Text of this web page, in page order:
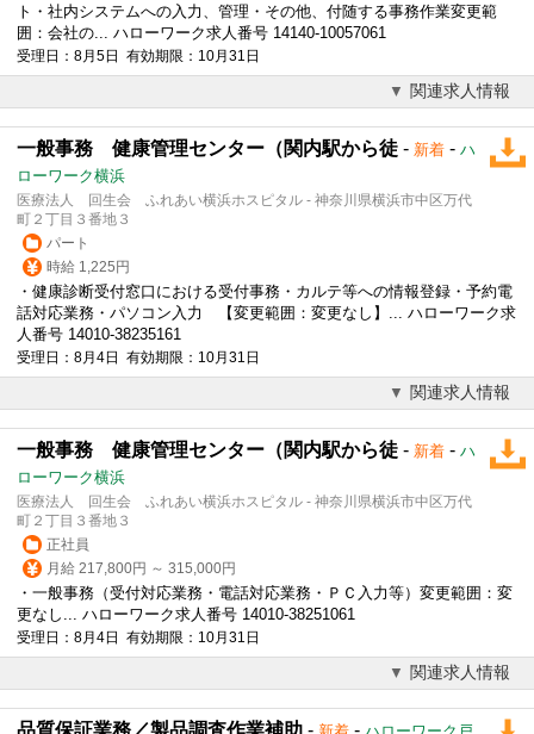
ト・社内システムへの入力、管理・その他、付随する事務作業変更範
囲：会社の... ハローワーク求人番号 14140-10057061
受理日：8月5日 有効期限：10月31日
関連求人情報
一般事務 健康管理センター（関内駅から徒 - 新着 - ハ
ローワーク横浜
医療法人 回生会 ふれあい横浜ホスピタル - 神奈川県横浜市中区万代
町２丁目３番地３
パート
時給 1,225円
・健康診断受付窓口における受付事務・カルテ等への情報登録・予約電
話対応業務・パソコン入力 【変更範囲：変更なし】... ハローワーク求
人番号 14010-38235161
受理日：8月4日 有効期限：10月31日
関連求人情報
一般事務 健康管理センター（関内駅から徒 - 新着 - ハ
ローワーク横浜
医療法人 回生会 ふれあい横浜ホスピタル - 神奈川県横浜市中区万代
町２丁目３番地３
正社員
月給 217,800円 ～ 315,000円
・ 一般事務 （受付対応業務・電話対応業務・ＰＣ入力等）変更範囲：変
更なし... ハローワーク求人番号 14010-38251061
受理日：8月4日 有効期限：10月31日
関連求人情報
品質保証業務／製品調査作業補助 - -